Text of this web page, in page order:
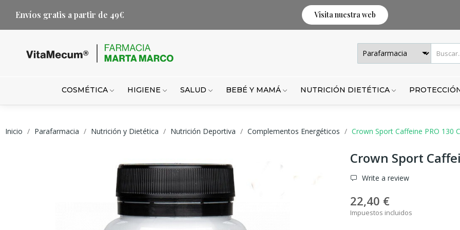
Envíos gratis a partir de 49€ Visita nuestra web
COSMÉTICA HIGIENE SALUD BEBÉ Y MAMÁ NUTRICIÓN DIETÉTICA
Inicio Parafarmacia Nutrición y Dietética Nutrición Deportiva Complementos Energéticos Crown Sport Caffeine PRO 130
Crown Sport
Write a review
22,40 €
Impuestos incluidos